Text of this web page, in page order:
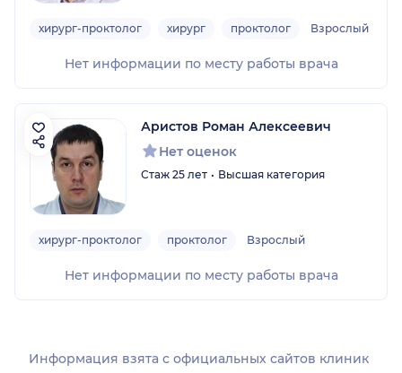
хирург-проктолог хирург проктолог Взрослый
Нет информации по месту работы врача
Аристов Роман Алексеевич
Нет оценок
Стаж 25 лет Высшая категория
хирург-проктолог проктолог Взрослый
Нет информации по месту работы врача
Информация взята c официальных сайтов клиник